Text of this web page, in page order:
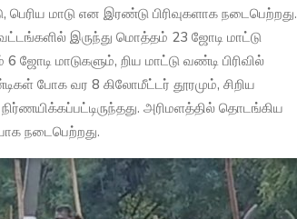
மாடு என இரண்டு பிரிவுகளாக நடைபெற்றது.
இருந்து மொத்தம் 23 ஜோடி மாட்டு
மாடுகளும், றிய மாட்டு வண்டி பிரிவில்
போக வர 8 கிலோமீட்டர் தூரமும், சிறிய
அரிமளத்தில் தொடங்கிய
நடைபெற்றது.